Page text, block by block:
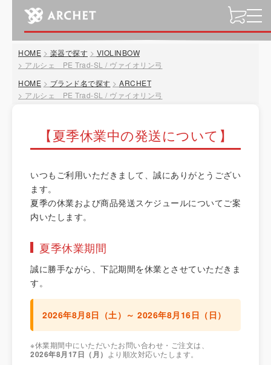
t
o
g
HOME 楽器で探す
VIOLINBOW
アルシェ PE Trad-SL / ヴァイオリン弓
HOME
ブランド名で探す
ARCHET
アルシェ PE Trad-SL / ヴァイオリン弓
【夏季休業中の発送について】
いつもご利用いただきまして、誠にありがとうござい
ます。
夏季の休業および商品発送スケジュールについてご案
内いたします。
夏季休業期間
誠に勝手ながら、下記期間を休業とさせていただきま
す。
2026年8月8日（土）～ 2026年8月16日（日）
※休業期間中にいただいたお問い合わせ・ご注文は、
2026年8月17日（月） より順次対応いたします。